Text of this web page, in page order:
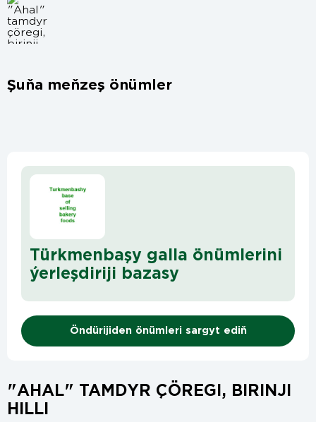
Şuňa meňzeş önümler
Türkmenbaşy galla önümlerini
ýerleşdiriji bazasy
Öndürijiden önümleri sargyt ediň
"AHAL" TAMDYR ÇÖREGI, BIRINJI
HILLI